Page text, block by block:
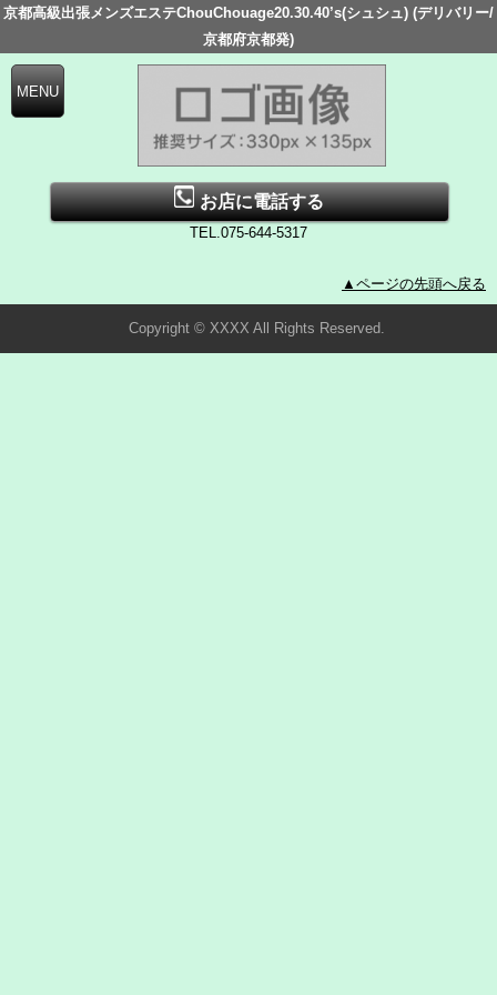
京都高級出張メンズエステChouChouage20.30.40’s(シュシュ) (デリバリー/
京都府京都発)
お店に電話する
TEL.075-644-5317
▲ページの先頭へ戻る
Copyright © XXXX All Rights Reserved.